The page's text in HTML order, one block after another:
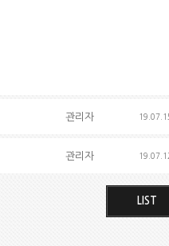
관리자
관리자
LIST